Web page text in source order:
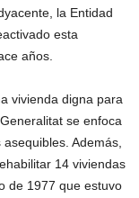
la Entidad
esta
años.
vivienda digna para
se enfoca
Además,
14 viviendas
de 1977 que estuvo